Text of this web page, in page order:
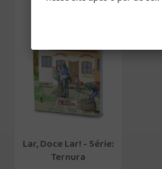
Lar, Doce Lar! - Série:
Ternura